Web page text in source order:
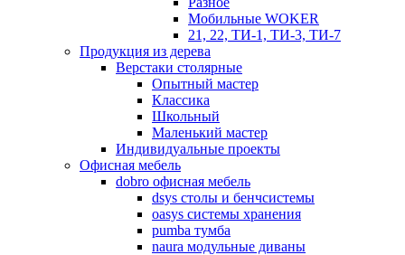
Мобильные WOKER
21, 22, ТИ-1, ТИ-3, ТИ-7
Продукция из дерева
Верстаки столярные
Опытный мастер
Классика
Школьный
Маленький мастер
Индивидуальные проекты
Офисная мебель
dobro офисная мебель
dsys столы и бенчсистемы
oasys системы хранения
pumba тумба
naura модульные диваны